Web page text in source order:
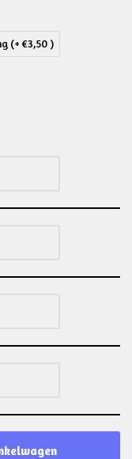
(+ €3,50 )